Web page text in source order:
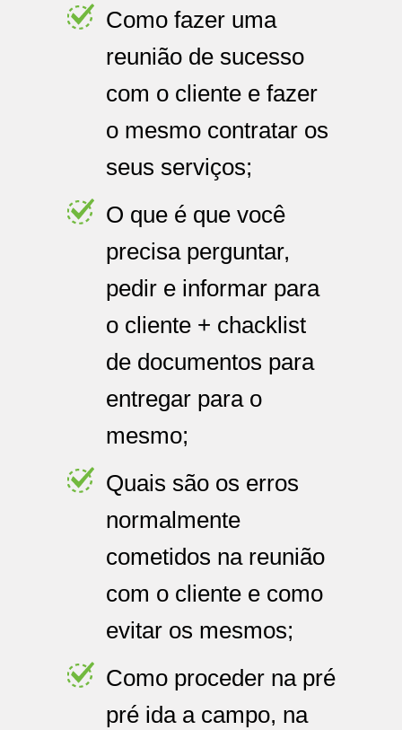
Como fazer uma
reunião de sucesso
com o cliente e fazer
o mesmo contratar os
seus serviços;
O que é que você
precisa perguntar,
pedir e informar para
o cliente + chacklist
de documentos para
entregar para o
mesmo;
Quais são os erros
normalmente
cometidos na reunião
com o cliente e como
evitar os mesmos;
Como proceder na pré
pré ida a campo, na